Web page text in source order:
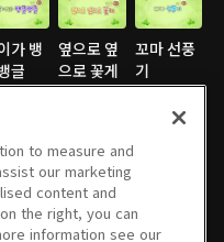
가 뱅
글
07/24/2012 • 15분
옆으로 옆
으로 꽃게
07/25/2012 • 14분
꼬마 선풍
기
07/31/2012 • 14분
하는
빗방울이
톡톡톡
이트
to measure and
our marketing
content and
the right, you can
information see our